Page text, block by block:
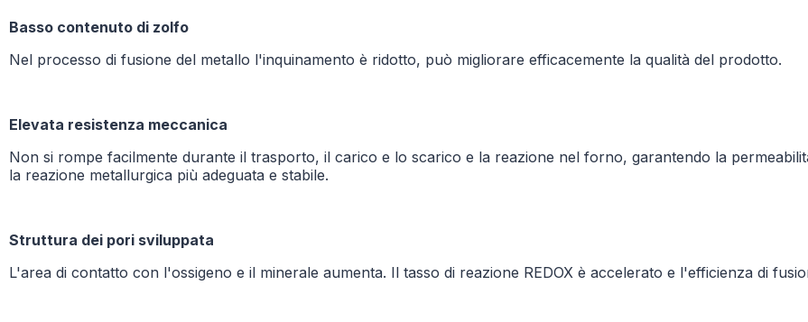
Basso contenuto di zolfo
Nel processo di fusione del metallo l'inquinamento è ridotto, può migliorare efficacemente la qualità del prodotto.
Elevata resistenza meccanica
Non si rompe facilmente durante il trasporto, il carico e lo scarico e la reazione nel forno, garantendo la
la reazione metallurgica più adeguata e stabile.
Struttura dei pori sviluppata
L'area di contatto con l'ossigeno e il minerale aumenta. Il tasso di reazione REDOX è accelerato e l'efficienza di